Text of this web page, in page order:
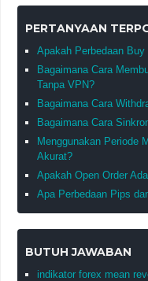
PERTANYAAN
Apakah Perbedaan
Bagaimana Cara
Tanpa VPN?
Bagaimana Cara
Bagaimana Cara
Menggunakan Periode
Akurat?
Apakah Open Order
Apa Perbedaan Pips
BUTUH JAWABAN
indikator forex mean